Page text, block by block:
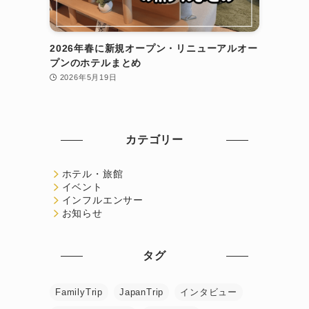
2026年春に新規オープン・リニューアルオー
プンのホテルまとめ
2026年5月19日
カテゴリー
ホテル・旅館
イベント
インフルエンサー
お知らせ
タグ
FamilyTrip JapanTrip インタビュー